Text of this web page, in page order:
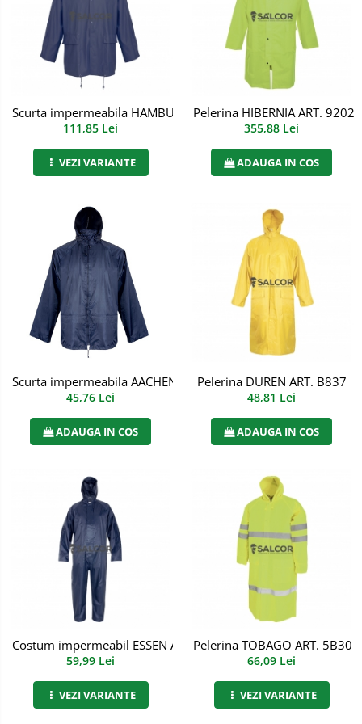
Jachete/Bluze Salopeta
Pantaloni cu pieptar
Pantaloni de lucru
Pantaloni scurti
Protectie termica
Reflectorizante
Sorturi de protectie
Tricouri
Veste
Accesorii alpinism utilitar
Bucle
Carabiniere
Centuri
Mijloace de legatura
Opritoare de cadere
Puncte de ancorare
Sisteme de acces in canale
Pantofi de protectie
Bocanci de protectie
Accesorii
Semnalizare rutiera
Scurta impermeabila HAMBURG ART. B873
111,85 Lei
VEZI VARIANTE
Pelerina HIBERNIA ART. 9202
355,88 Lei
ADAUGA IN COS
Scurta impermeabila AACHEN ART. 3050
45,76 Lei
ADAUGA IN COS
Pelerina DUREN ART. B837
48,81 Lei
ADAUGA IN COS
Costum impermeabil ESSEN ART. 3060
59,99 Lei
VEZI VARIANTE
Pelerina TOBAGO ART. 5B30
66,09 Lei
VEZI VARIANTE